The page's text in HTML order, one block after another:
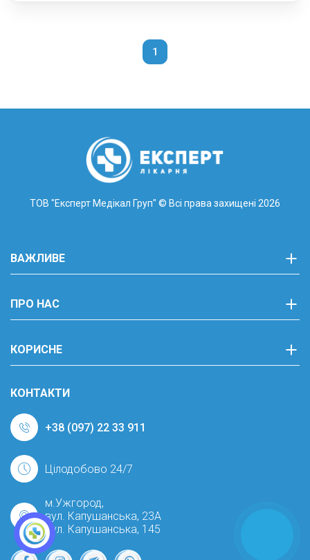
1
ТОВ "Експерт Медікал Груп" © Всі права захищені 2026
ВАЖЛИВЕ
ПРО НАС
КОРИСНЕ
КОНТАКТИ
+38 (097) 22 33 911
Цілодобово 24/7
м.Ужгород,
вул. Капушанська, 23А
вул. Капушанська, 145